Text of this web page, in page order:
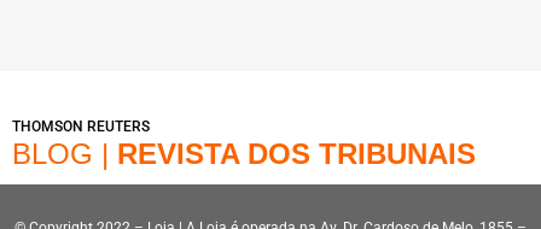
THOMSON REUTERS
BLOG | REVISTA DOS TRIBUNAIS